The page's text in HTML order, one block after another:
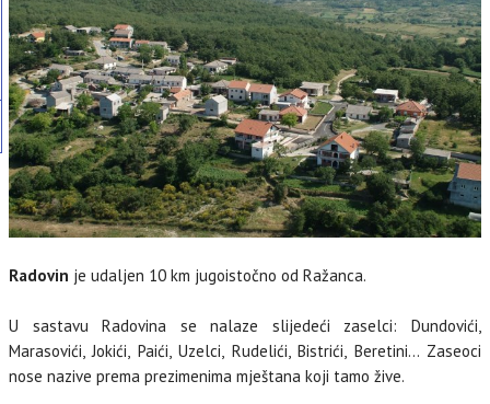
Radovin je udaljen 10 km jugoistočno od Ražanca.
U sastavu Radovina se nalaze slijedeći zaselci: Dundovići,
Marasovići, Jokići, Paići, Uzelci, Rudelići, Bistrići, Beretini… Zaseoci
nose nazive prema prezimenima mještana koji tamo žive.